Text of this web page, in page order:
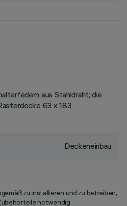
aus Stahldraht; die
63 x 183
Deckeneinbau
zu installieren und zu betreiben,
notwendig